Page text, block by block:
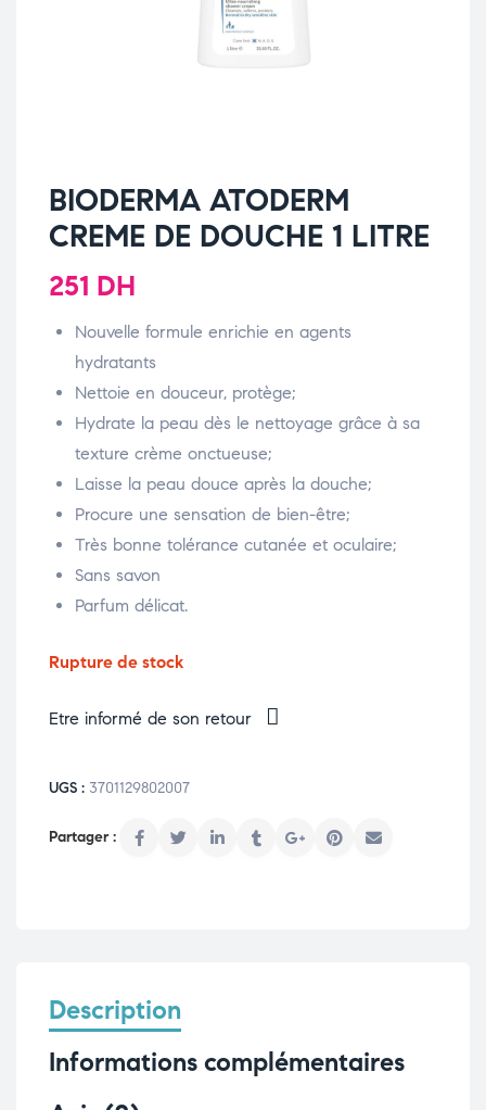
BIODERMA ATODERM
CREME DE DOUCHE 1 LITRE
251 DH
Nouvelle formule enrichie en agents
hydratants
Nettoie en douceur, protège;
Hydrate la peau dès le nettoyage grâce à sa
texture crème onctueuse;
Laisse la peau douce après la douche;
Procure une sensation de bien-être;
Très bonne tolérance cutanée et oculaire;
Sans savon
Parfum délicat.
Rupture de stock
Etre informé de son retour
UGS : 3701129802007
Description
Informations complémentaires